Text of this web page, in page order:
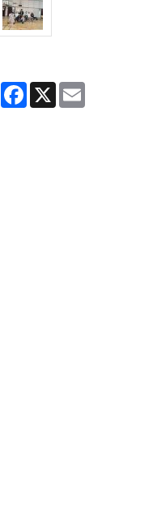
PartagerFacebook
X